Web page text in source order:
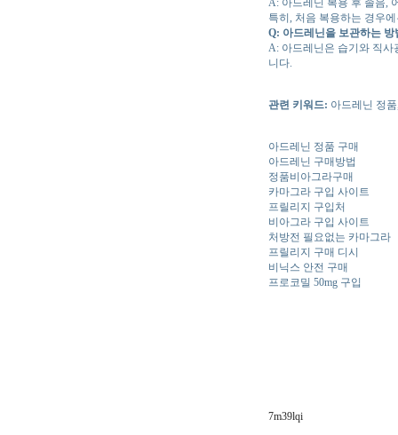
A: 아드레닌 복용 후 졸음,
특히, 처음 복용하는 경우
Q: 아드레닌을 보관하는 방
A: 아드레닌은 습기와 직사
니다.
관련 키워드: 아드레닌 정
아드레닌 정품 구매
아드레닌 구매방법
정품비아그라구매
카마그라 구입 사이트
프릴리지 구입처
비아그라 구입 사이트
처방전 필요없는 카마그라
프릴리지 구매 디시
비닉스 안전 구매
프로코밀 50mg 구입
7m39lqi